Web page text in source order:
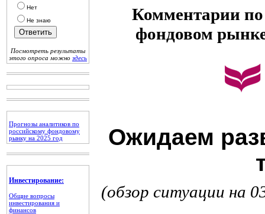
Нет
Не знаю
Посмотреть результаты
этого опроса можно здесь
Прогнозы аналитиков по
российскому фондовому
рынку на 2025 год
Инвестирование:
Общие вопросы
инвестирования и
финансов
Комментарии по
фондовом
Ожидаем
(обзор ситуации на